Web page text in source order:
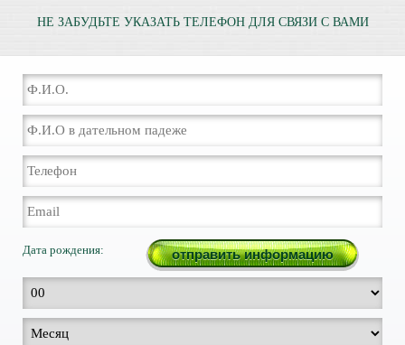
НЕ ЗАБУДЬТЕ УКАЗАТЬ ТЕЛЕФОН ДЛЯ СВЯЗИ С ВАМИ
Дата рождения: